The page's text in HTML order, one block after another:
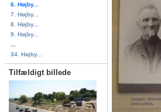
6. Højby...
7. Højby...
8. Højby...
9. Højby...
34. Højby...
Tilfældigt billede